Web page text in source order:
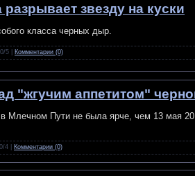
звезду на куски
класса черных дыр.
5 | Комментарии (0)
"жгучим аппетитом"
Млечном Пути не была ярче, чем 13 мая
4 | Комментарии (0)